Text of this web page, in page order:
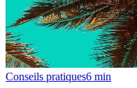
Conseils pratiques6 min